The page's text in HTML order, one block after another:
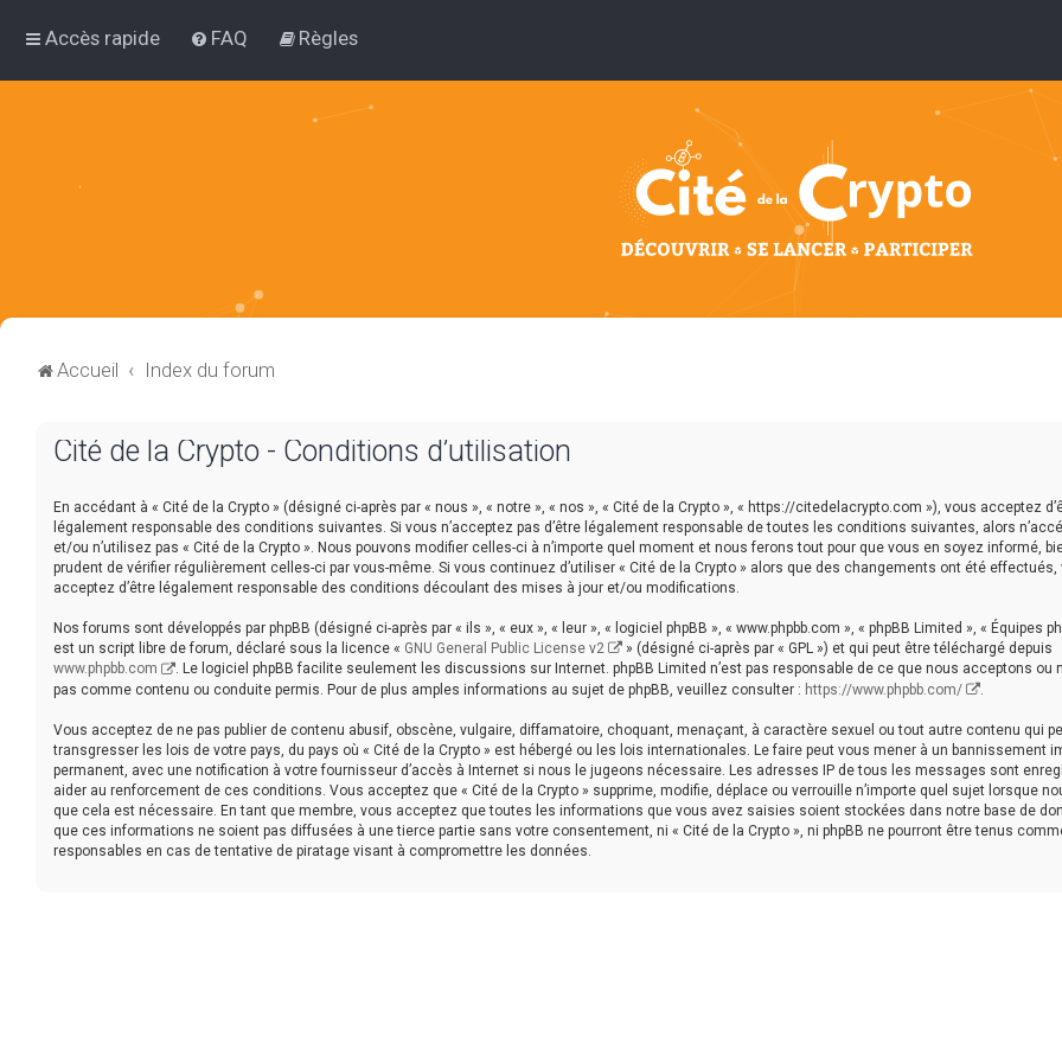
Accès rapide FAQ Règles
Accueil Index du forum
Cité de la Crypto - Conditions d’utilisation
En accédant à « Cité de la Crypto » (désigné ci-après par « nous », « notre », « nos », « Cité de la Crypto », « https://citedelacrypto.com »), vous acceptez
légalement responsable des conditions suivantes. Si vous n’acceptez pas d’être légalement responsable de toutes les conditions suivantes, alors
et/ou n’utilisez pas « Cité de la Crypto ». Nous pouvons modifier celles-ci à n’importe quel moment et nous ferons tout pour que vous en soyez informé,
prudent de vérifier régulièrement celles-ci par vous-même. Si vous continuez d’utiliser « Cité de la Crypto » alors que des changements ont été effectués,
acceptez d’être légalement responsable des conditions découlant des mises à jour et/ou modifications.
Nos forums sont développés par phpBB (désigné ci-après par « ils », « eux », « leur », « logiciel phpBB », « www.phpbb.com », « phpBB Limited », « Équipes
est un script libre de forum, déclaré sous la licence « GNU General Public License v2
» (désigné ci-après par « GPL ») et qui peut être téléchargé depuis
www.phpbb.com
. Le logiciel phpBB facilite seulement les discussions sur Internet. phpBB Limited n’est pas responsable de ce que nous acceptons ou
pas comme contenu ou conduite permis. Pour de plus amples informations au sujet de phpBB, veuillez consulter : https://www.phpbb.com/
Vous acceptez de ne pas publier de contenu abusif, obscène, vulgaire, diffamatoire, choquant, menaçant, à caractère sexuel ou tout autre contenu qui
transgresser les lois de votre pays, du pays où « Cité de la Crypto » est hébergé ou les lois internationales. Le faire peut vous mener à un bannissement
permanent, avec une notification à votre fournisseur d’accès à Internet si nous le jugeons nécessaire. Les adresses IP de tous les messages sont
aider au renforcement de ces conditions. Vous acceptez que « Cité de la Crypto » supprime, modifie, déplace ou verrouille n’importe quel sujet lorsque
que cela est nécessaire. En tant que membre, vous acceptez que toutes les informations que vous avez saisies soient stockées dans notre base de
que ces informations ne soient pas diffusées à une tierce partie sans votre consentement, ni « Cité de la Crypto », ni phpBB ne pourront être tenus
responsables en cas de tentative de piratage visant à compromettre les données.